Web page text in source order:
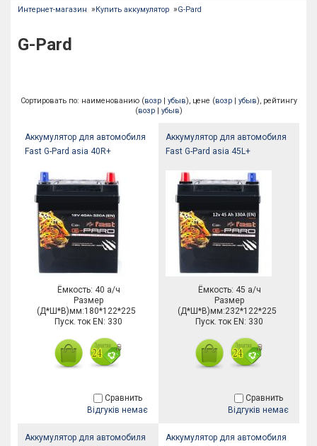
Интернет-магазин »Купить аккумулятор »G-Pard
G-Pard
Сортировать по: наименованию (возр| убыв), цене (возр| убыв), рейтингу
(возр| убыв)
Аккумулятор для автомобиля
Fast G-Pard asia 40R+
Ёмкость: 40 а/ч
Размер
(Д*Ш*В)мм:180*122*225
Пуск. ток EN: 330
Сравнить
Відгуків немає
Аккумулятор для автомобиля
Fast G-Pard asia 45L+
Ёмкость: 45 а/ч
Размер
(Д*Ш*В)мм:232*122*225
Пуск. ток EN: 330
Сравнить
Відгуків немає
Аккумулятор для автомобиля
Аккумулятор для автомобиля